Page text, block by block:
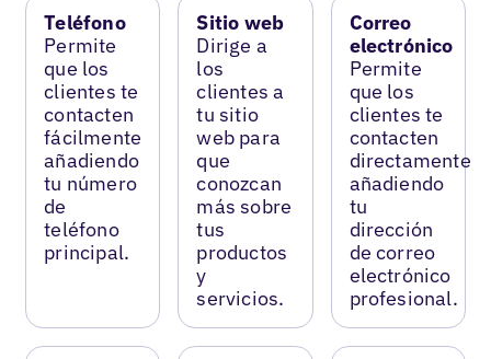
Teléfono
Permite
que los
clientes te
contacten
fácilmente
añadiendo
tu número
de
teléfono
principal.
Sitio web
Dirige a
los
clientes a
tu sitio
web para
que
conozcan
más sobre
tus
productos
y
servicios.
Correo
electrónico
Permite
que los
clientes te
contacten
directamente
añadiendo
tu
dirección
de correo
electrónico
profesional.